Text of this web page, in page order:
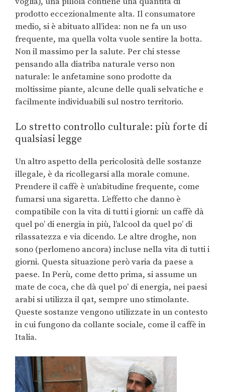
prodotto eccezionalmente alta. Il consumatore
medio, si è abituato all’idea: non ne fa un uso
frequente, ma quella volta vuole sentire la botta.
Non il massimo per la salute. Per chi stesse
pensando alla diatriba naturale verso non
naturale: le anfetamine sono prodotte da
moltissime piante, alcune delle quali selvatiche e
facilmente individuabili sul nostro territorio.
Lo stretto controllo culturale: più forte di
qualsiasi legge
Un altro aspetto della pericolosità delle sostanze
illegale, è da ricollegarsi alla morale comune.
Prendere il caffè è un’abitudine frequente, come
fumarsi una sigaretta. L’effetto che danno è
compatibile con la vita di tutti i giorni: un caffè dà
quel po’ di energia in più, l’alcool da quel po’ di
rilassatezza e via dicendo. Le altre droghe, non
sono (perlomeno ancora) incluse nella vita di tutti i
giorni. Questa situazione però varia da paese a
paese. In Perù, come detto prima, si assume un
mate de coca, che dà quel po’ di energia, nei paesi
arabi si utilizza il qat, sempre uno stimolante.
Queste sostanze vengono utilizzate in un contesto
in cui fungono da collante sociale, come il caffè in
Italia.